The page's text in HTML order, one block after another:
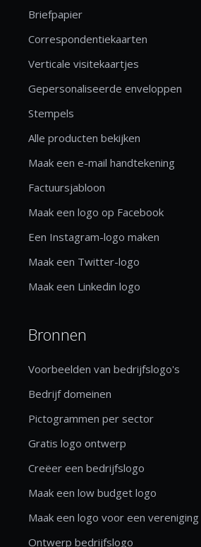
Briefpapier
Correspondentiekaarten
Verticale visitekaartjes
Gepersonaliseerde enveloppen
Stempels
Alle producten bekijken
Maak een e-mail handtekening
Factuursjabloon
Maak een logo op Facebook
Een Instagram-logo maken
Maak een Twitter-logo
Maak een Linkedin logo
Bronnen
Voorbeelden van bedrijfslogo's
Bedrijf domeinen
Pictogrammen per sector
Gratis logo ontwerp
Creëer een bedrijfslogo
Maak een low budget logo
Maak een logo voor een vereniging
Ontwerp bedrijfslogo